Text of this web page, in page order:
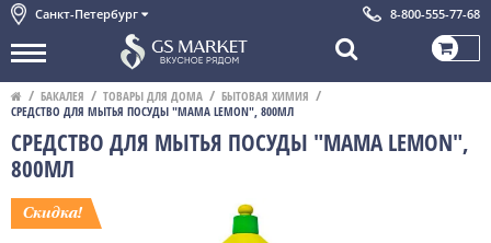
Санкт-Петербург 8-800-555-77-68
БАКАЛЕЯ ТОВАРЫ ДЛЯ ДОМА
БЫТОВАЯ ХИМИЯ
СРЕДСТВО ДЛЯ МЫТЬЯ ПОСУДЫ "MAMA LEMON", 800МЛ
СРЕДСТВО ДЛЯ МЫТЬЯ ПОСУДЫ "MAMA LEMON",
800МЛ